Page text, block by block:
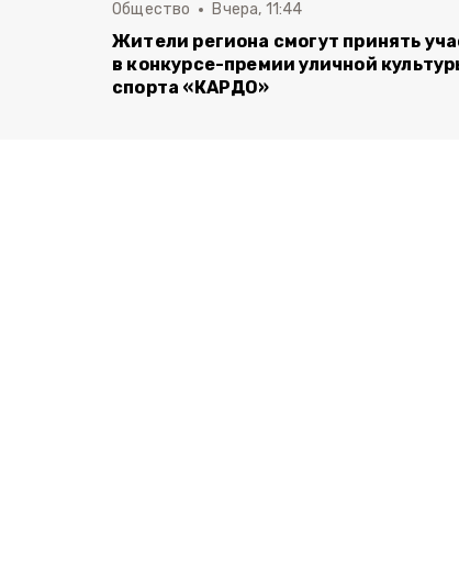
Общество Вчера, 11:44
Жители региона смогут принять
в конкурсе-премии уличной
спорта «КАРДО»